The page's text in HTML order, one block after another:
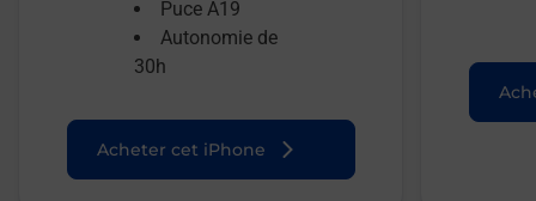
Puce A19
Autonomie de
30h
Acheter cet iPhone